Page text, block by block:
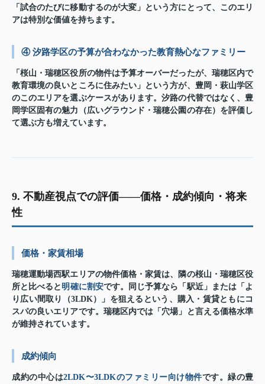
「試合のたびに移動するのが大変」という方にとって、このエリ
アは特別な価値を持ちます。
④ 汐路学区の予算が合わなかった教育熱心なファミリー
「桜山・瑞穂区役所の物件は予算オーバーだったが、瑞穂区内で
教育環境の良いところに住みたい」という方が、豊岡・萩山学区
のこのエリアを選ぶケースがあります。汐路の代替ではなく、豊
岡学区固有の魅力（広いグラウンド・瑞穂公園の存在）を評価し
て選ぶ方も増えています。
9. 不動産視点での評価——価格・成約傾向・将来
性
価格・家賃相場
瑞穂運動場西駅エリアの物件価格・家賃は、隣の桜山・瑞穂区役
所と比べると 明確に割安です。同じ予算なら「駅近」または「よ
り広い間取り（3LDK）」を狙えるという、購入・賃貸ともにコ
スパの良いエリアです。瑞穂区内では「穴場」と言える価格水準
が維持されています。
成約傾向
成約の中心は2LDK〜3LDKのファミリー向け物件です。緑の豊